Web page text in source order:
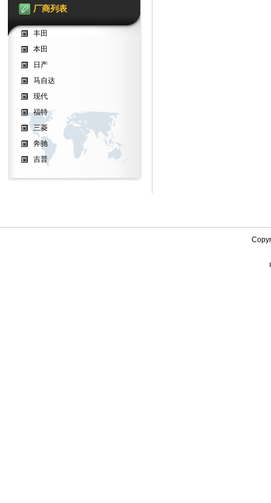
厂商列表
丰田
本田
日产
马自达
现代
福特
三菱
奔驰
吉普